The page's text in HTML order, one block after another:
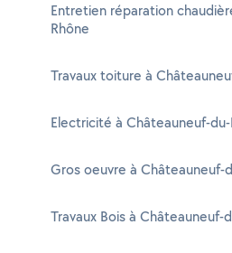
Entretien réparation
Rhône
Travaux toiture à
Electricité à Châteauneuf-du-
Gros oeuvre à Châteauneuf-
Travaux Bois à Châteauneuf-